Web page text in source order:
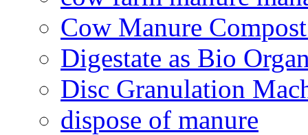
Cow Manure
Digestate as Bio
Disc Granulation
dispose of manure